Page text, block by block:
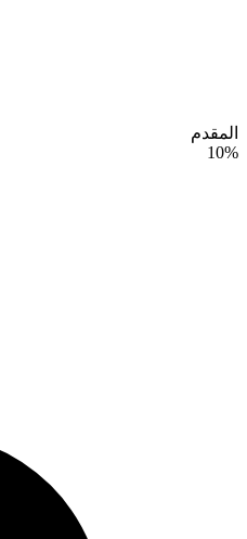
المقدم
10%